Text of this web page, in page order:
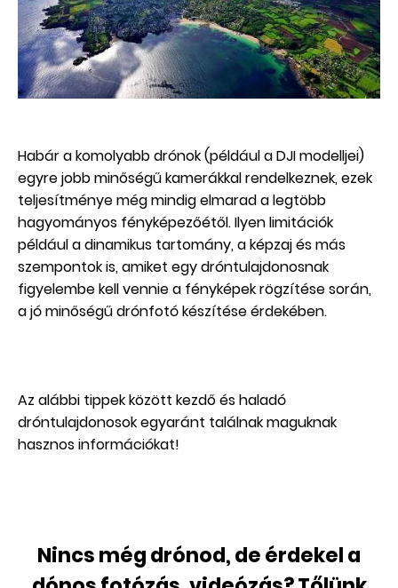
Habár a komolyabb drónok (például a DJI modelljei)
egyre jobb minőségű kamerákkal rendelkeznek, ezek
teljesítménye még mindig elmarad a legtöbb
hagyományos fényképezőétől. Ilyen limitációk
például a dinamikus tartomány, a képzaj és más
szempontok is, amiket egy dróntulajdonosnak
figyelembe kell vennie a fényképek rögzítése során,
a jó minőségű drónfotó készítése érdekében.
Az alábbi tippek között kezdő és haladó
dróntulajdonosok egyaránt találnak maguknak
hasznos információkat!
Nincs még drónod, de érdekel a